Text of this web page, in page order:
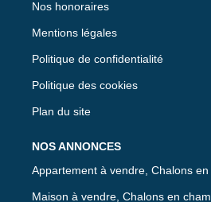
Nos honoraires
Mentions légales
Politique de confidentialité
Politique des cookies
Plan du site
NOS ANNONCES
Appartement à vendre, Chalons
Maison à vendre, Chalons en